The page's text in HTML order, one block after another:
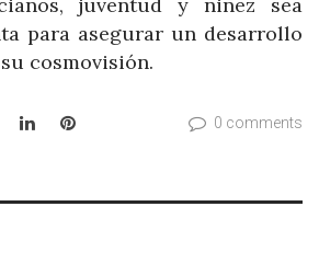
juventud y niñez sea
para asegurar un desarrollo
cosmovisión.
LinkedInPinterest 0 comments